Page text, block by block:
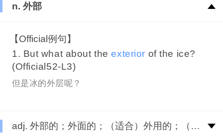
n. 外部
【Official例句】
1. But what about theexterior of the ice?
(Official52-L3)
但是冰的外层呢？
adj. 外部的；外面的；（适合）外用的；（适合）户外用的